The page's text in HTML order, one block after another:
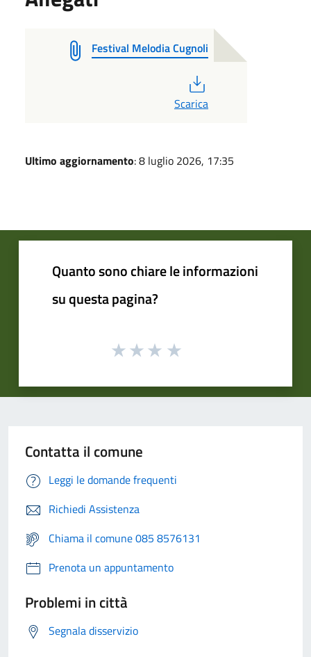
Festival Melodia Cugnoli
Scarica
Ultimo aggiornamento: 8 luglio 2026, 17:35
Quanto sono chiare le informazioni
su questa pagina?
Contatta il comune
Leggi le domande frequenti
Richiedi Assistenza
Chiama il comune 085 8576131
Prenota un appuntamento
Problemi in città
Segnala disservizio